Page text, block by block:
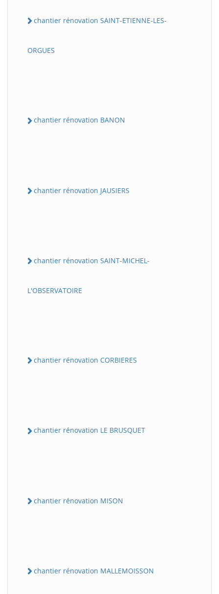
chantier rénovation SAINT-ETIENNE-LES-
ORGUES
chantier rénovation BANON
chantier rénovation JAUSIERS
chantier rénovation SAINT-MICHEL-
L'OBSERVATOIRE
chantier rénovation CORBIERES
chantier rénovation LE BRUSQUET
chantier rénovation MISON
chantier rénovation MALLEMOISSON